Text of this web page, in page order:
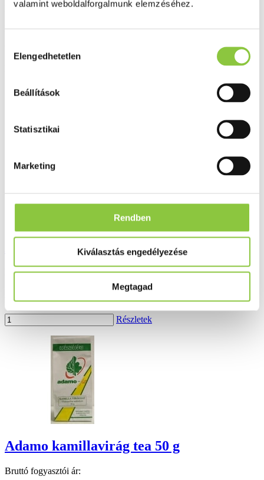
valamint weboldalforgalmunk elemzéséhez.
kiválasztása
Elengedhetetlen
Beállítások
Statisztikai
Marketing
Rendben
Kiválasztás engedélyezése
Megtagad
Ingyenes szállítás 18 000 Ft felett
Adamo cickafarkfű 50 g
Bruttó fogyasztói ár:
Részletek
Adamo kamillavirág tea 50 g
Bruttó fogyasztói ár: